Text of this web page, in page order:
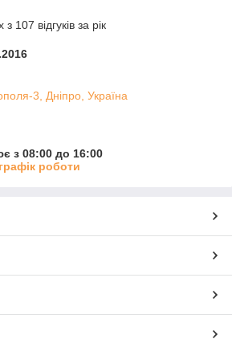
107 відгуків за рік
3, Дніпро, Україна
з 08:00 до 16:00
роботи